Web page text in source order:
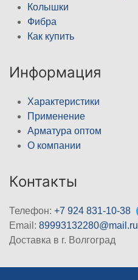
Колышки
Фибра
Как купить
Информация
Характеристики
Применение
Арматура оптом
О компании
Контакты
Телефон: +7 924 831-10-38
Email: 89993132280@mail.ru
Доставка в г. Волгоград